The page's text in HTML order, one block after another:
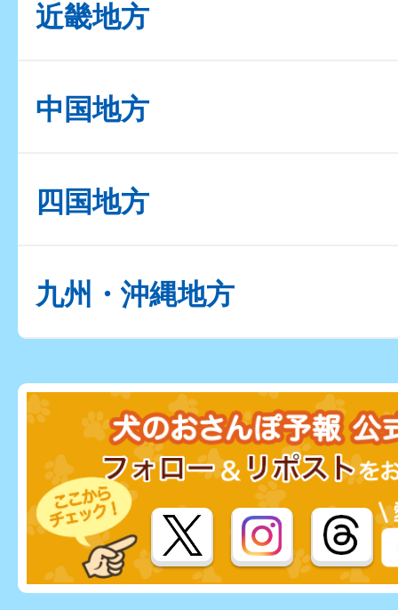
近畿地方
中国地方
四国地方
九州・沖縄地方